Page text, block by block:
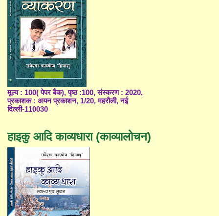
मूल्य : 100( पेपर बैक), पृष्ठ :100, संस्करण : 2020,
प्रकाशक : अयन प्रकाशन, 1/20, महरौली, नई
दिल्ली-110030
हाइकु आदि काव्यधारा (काव्यालोचन)